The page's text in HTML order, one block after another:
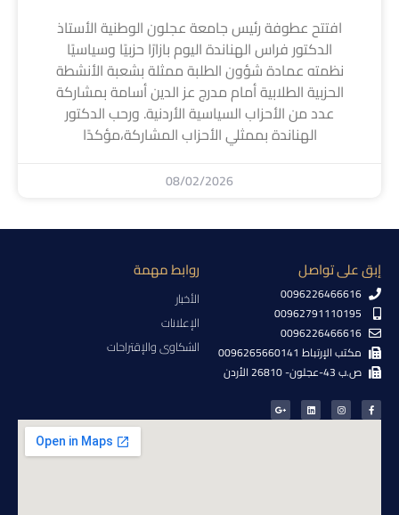
افتتح عطوفة رئيس جامعة عجلون الوطنية الأستاذ
الدكتور فراس الهناندة اليوم بازارًا حزبيًا وسياسيًا
نظمته عمادة شؤون الطلبة ممثلة بشعبة الأنشطة
الحزبية الطلابية أمام مدرج عز الدين أسامة بمشاركة
عدد من الأحزاب السياسية الأردنية. ورحب الدكتور
الهناندة بممثلي الأحزاب المشاركة،مؤكدًا
08/02/2026
إبق على تواصل
0096226466616
00962791110195
0096226466616
مكتب الإرتباط 0096265660141
ص.ب 43-عجلون- 26810 الأردن
روابط مهمة
الأخبار
الإعلانات
الشكاوى والإقتراحات